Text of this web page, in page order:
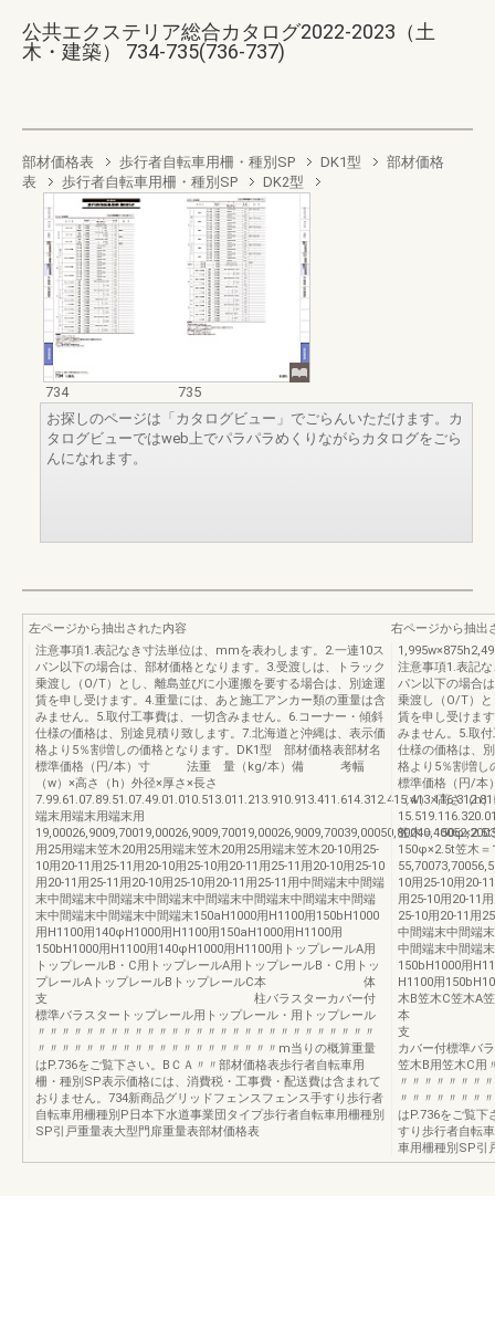
公共エクステリア総合カタログ2022-2023（土
木・建築） 734-735(736-737)
部材価格表 歩行者自転車用柵・種別SP DK1型
部材価格
表
歩行者自転車用柵・種別SP DK2型
734
735
お探しのページは「カタログビュー」でごらんいただけます。カ
タログビューではweb上でパラパラめくりながらカタログをごら
んになれます。
左ページから抽出された内容
注意事項1.表記なき寸法単位は、mmを表わします。2.一連10ス
パン以下の場合は、部材価格となります。3.受渡しは、トラック
乗渡し（O/T）とし、離島並びに小運搬を要する場合は、別途運
賃を申し受けます。4.重量には、あと施工アンカー類の重量は含
みません。5.取付工事費は、一切含みません。6.コーナー・傾斜
仕様の価格は、別途見積り致します。7.北海道と沖縄は、表示価
格より5％割増しの価格となります。DK1型 部材価格表部材名
標準価格（円/本）寸 法重 量（kg/本）備 考幅
（w）×高さ（h）外径×厚さ×長さ
端末用端末用端末用
用25用端末笠木20用25用端末笠木20用25用端末笠木20-10用25-
10用20-11用25-11用20-10用25-10用20-11用25-11用20-10用25-10
用20-11用25-11用20-10用25-10用20-11用25-11用中間端末中間端
末中間端末中間端末中間端末中間端末中間端末中間端末中間端
末中間端末中間端末中間端末150aH1000用H1100用150bH1000
用H1100用140φH1000用H1100用150aH1000用H1100用
150bH1000用H1100用140φH1000用H1100用トップレールA用
トップレールB・C用トップレールA用トップレールB・C用トッ
プレールAトップレールBトップレールC本 体
支 柱バラスターカバー付
標準バラスタートップレール用トップレール・用トップレール
〃〃〃〃〃〃〃〃〃〃〃〃〃〃〃〃〃〃〃〃〃〃〃〃〃〃〃〃
〃〃〃〃〃〃〃〃〃〃〃〃〃〃〃〃〃〃〃〃m当りの概算重量
はP.736をご覧下さい。BＣＡ〃〃部材価格表歩行者自転車用
柵・種別SP表示価格には、消費税・工事費・配送費は含まれて
おりません。734新商品グリッドフェンスフェンス手すり歩行者
自転車用柵種別P日本下水道事業団タイプ歩行者自転車用柵種別
SP引戸重量表大型門扉重量表部材価格表
右ページから抽出
注意事項1.表記
パン以下の場合
乗渡し（O/T）
賃を申し受けま
みません。5.取
仕様の価格は、
格より5％割増
標準価格（
（w）×高さ（h
笠木＝150φ×2.5t
150φ×2.5t笠木＝
10用25-10用20-
用25-10用20-11
25-10用20-11用
中間端末中間端
中間端末中間端
150bH1000用
H1100用
木B笠木C笠木A
支
カバー付標準バ
笠木B用笠木C用
〃〃〃〃〃〃〃
〃〃〃〃〃〃〃
はP.736をご覧下
すり歩行者自転
車用柵種別SP引